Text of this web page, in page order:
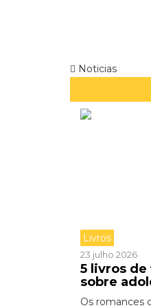
Noticias
Livros
23 julho 2026
5 livros
sobre
Os romances